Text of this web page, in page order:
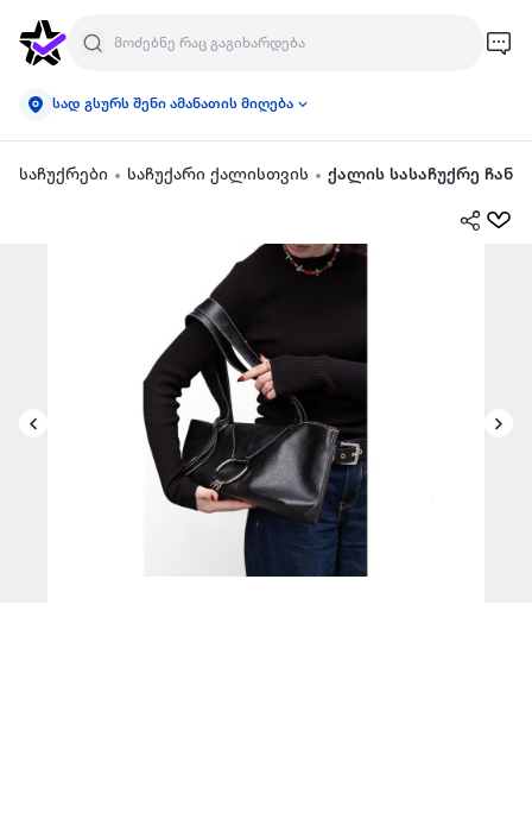
სად გსურს შენი ამანათის მიღება
საჩუქრები საჩუქარი ქალისთვის ქალის სასაჩუქრე